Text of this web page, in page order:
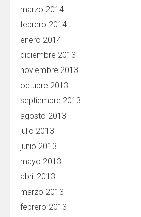
marzo 2014
febrero 2014
enero 2014
diciembre 2013
noviembre 2013
octubre 2013
septiembre 2013
agosto 2013
julio 2013
junio 2013
mayo 2013
abril 2013
marzo 2013
febrero 2013